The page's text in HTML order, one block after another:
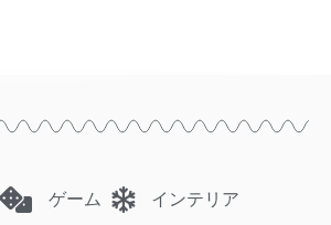
ゲーム
インテリア